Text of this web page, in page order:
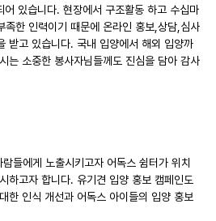
있습니다. 현장에서 구조활동 하고 수십마
족한 인력이기 때문에 온라인 홍보,상담,심사
받고 있습니다. 국내 입양에서 해외 입양까
는 소중한 봉사자님들께도 진심을 담아 감사
들에게 노출시키고자 어독스 쉼터가 위치
하고자 합니다. 유기견 입양 홍보 캠페인도
한 인식 개선과 어독스 아이들의 입양 홍보